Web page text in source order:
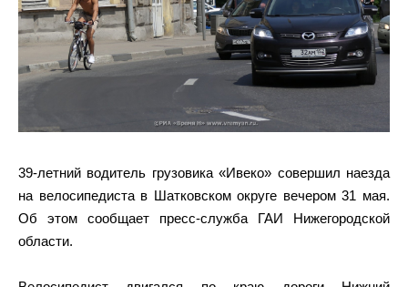
39-летний водитель грузовика «Ивеко» совершил наезда
на велосипедиста в Шатковском округе вечером 31 мая.
Об этом сообщает пресс-служба ГАИ Нижегородской
области.